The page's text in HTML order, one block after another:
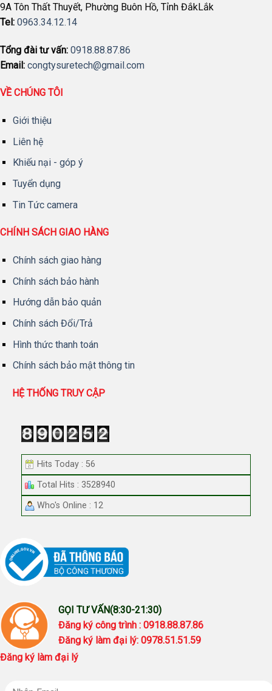
9A Tôn Thất Thuyết, Phường Buôn Hồ, Tỉnh ĐắkLắk
Tel: 0963.34.12.14
Tổng đài tư vấn: 0918.88.87.86
Email: congtysuretech@gmail.com
VỀ CHÚNG TÔI
Giới thiệu
Liên hệ
Khiếu nại - góp ý
Tuyển dụng
Tin Tức camera
CHÍNH SÁCH GIAO HÀNG
Chính sách giao hàng
Chính sách bảo hành
Hướng dẫn bảo quản
Chính sách Đổi/Trả
Hình thức thanh toán
Chính sách bảo mật thông tin
HỆ THỐNG TRUY CẬP
Hits Today : 56
Total Hits : 3528940
Who's Online : 12
GỌI TƯ VẤN(8:30-21:30)
Đăng ký công trình : 0918.88.87.86
Đăng ký làm đại lý: 0978.51.51.59
Đăng ký làm đại lý